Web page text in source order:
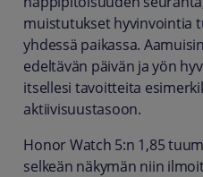
muistutukset hyvinvointia
yhdessä paikassa.
edeltävän päivän ja yön
itsellesi tavoitteita
aktiivisuustasoon.
Honor Watch 5:n 1,85
selkeän näkymän niin